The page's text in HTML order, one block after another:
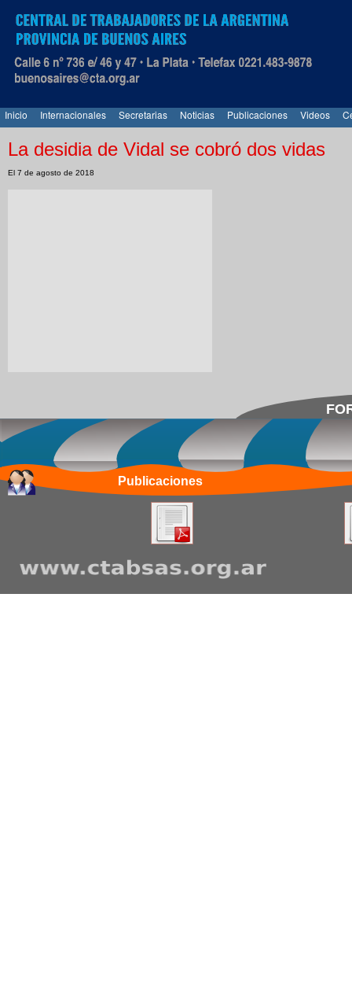
Inicio Internacionales Secretarias Noticias Publicaciones Videos
La desidia de Vidal se cobró dos vidas
El 7 de agosto de 2018
Publicaciones